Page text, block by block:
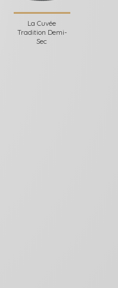
La Cuvée
Tradition Demi-
Sec